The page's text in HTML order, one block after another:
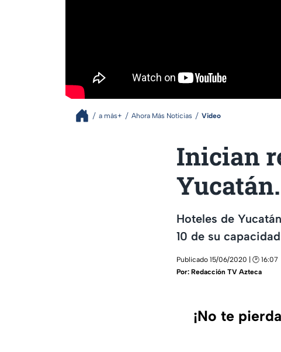
a más+ Ahora Más Noticias Video
Inician
Yucatán.
Hoteles de
10 de su
Publicado 15/06/2020 | 🕑 16:07
Por: Redacción TV Azteca
¡No te